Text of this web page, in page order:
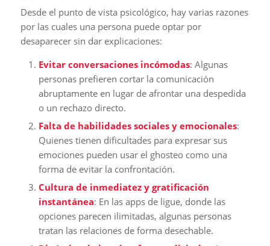
Desde el punto de vista psicológico, hay varias razones
por las cuales una persona puede optar por
desaparecer sin dar explicaciones:
Evitar conversaciones incómodas: Algunas
personas prefieren cortar la comunicación
abruptamente en lugar de afrontar una despedida
o un rechazo directo.
Falta de habilidades sociales y emocionales:
Quienes tienen dificultades para expresar sus
emociones pueden usar el ghosteo como una
forma de evitar la confrontación.
Cultura de inmediatez y gratificación
instantánea: En las apps de ligue, donde las
opciones parecen ilimitadas, algunas personas
tratan las relaciones de forma desechable.